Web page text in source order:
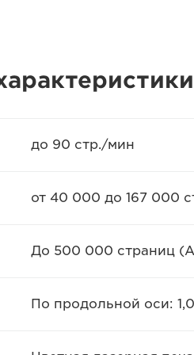
до 90 стр./мин
от 40 000 до 167 000
До 500 000 страниц
По продольной оси: